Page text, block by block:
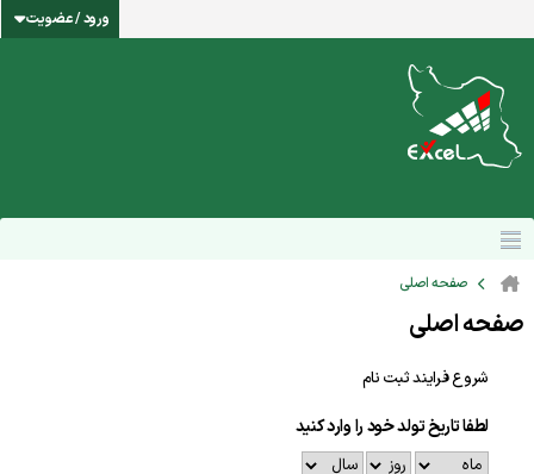
ورود / عضویت
صفحه اصلی
صفحه اصلی
شروع فرایند ثبت نام
لطفا تاریخ تولد خود را وارد کنید